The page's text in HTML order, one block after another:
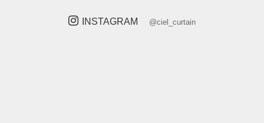
INSTAGRAM @ciel_curtain